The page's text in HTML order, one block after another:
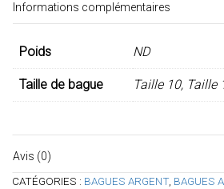
Informations complémentaires
Poids ND
Taille de bague Taille 10, Taille
Avis (0)
CATÉGORIES : BAGUES ARGENT, BAGUES